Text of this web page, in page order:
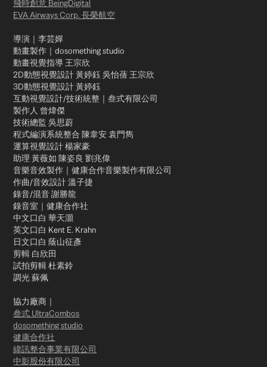
飛時創意 BeingDigital
EVA Airways Corp. 長榮航空
導演｜李芸嬋
動畫製作｜dosomething studio
動畫視覺指導 王宗欣
2D動態視覺設計 黃婷鈺 吳怡蒨 王宗欣
3D動態視覺設計 黃婷鈺
互動視覺設計/技術統整｜叁式有限公司
製作人 曾煒傑
技術總監 吳思蔚
程式編演系統整合 陳韋安 袁門雋
運算視覺設計 楊家豪
助理 黃薇如 陳姿良 劉兆偉
音樂音效製作｜健康合作音樂製作有限公司
作曲/音效設計 溫子捷
錄音/混音 謝勝龍
錄音室｜健康合作社
中文口白 華天灝
英文口白 Kent E. Krahn
日文口白 蔭山征彥
剪輯 白欣田
試拍剪輯 杜素鈴
調光 蘇佩
協力廠商｜
叁式 UltraCombos
dosomething studio
健康合作社
緯訊整合事業有限公司
中影股份有限公司